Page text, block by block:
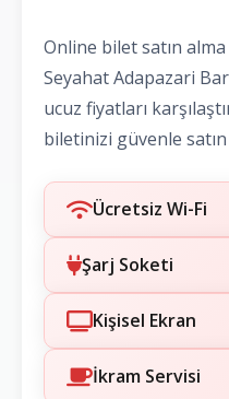
Online bilet satın
Seyahat Adapazari
ucuz fiyatları
biletinizi güvenle
Ücretsiz Wi-Fi
Şarj Soketi
Kişisel Ekran
İkram Servisi